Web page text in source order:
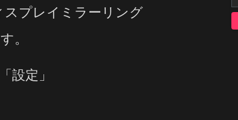
スプレイミラーリング
。
設定」